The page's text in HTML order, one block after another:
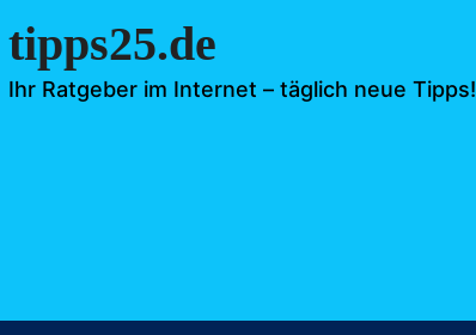
tipps25.de
Ihr Ratgeber im Internet – täglich neue Tipps!